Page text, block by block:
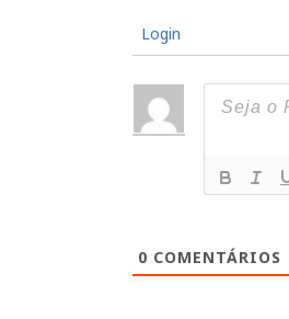
Login
0 COMENTÁRIOS